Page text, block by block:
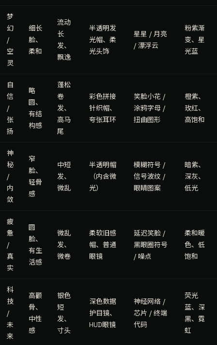
梦
幻
/
空
灵
细长
脸、
柔和
流动
长
发、
飘逸
半透明发
光帽、柔
光头饰
星星 / 月亮
/ 漂浮云
粉紫渐
变、星
光蓝
自
信
/
张
扬
略
圆、
有结
构感
蓬松
卷
发、
高马
尾
彩色拼接
针织帽、
夸张耳环
笑脸小花 /
涂鸦字母 /
扭曲图形
橙紫、
玫红、
高饱和
神
秘
/
内
敛
窄
脸、
轻骨
感
中短
发、
微乱
半透明帽
（内含微
光）
模糊符号 /
信号波纹 /
眼睛图案
暗紫、
深灰、
低光
疲
惫
/
真
实
圆
脸、
有生
活感
微乱
发、
微卷
柔软旧感
帽、普通
眼镜
延迟笑脸 /
黑眼圈符号
/ 噪点
柔和暖
色、低
饱和
科
技
/
未
来
高颧
骨、
中性
感
银色
短
发、
寸头
深色数据
护目镜、
HUD眼镜
神经网络 /
芯片 / 终端
代码
荧光
蓝、深
黑、霓
虹